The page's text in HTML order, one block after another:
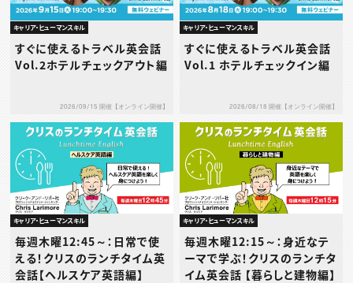
キャリア・ヒューマンスキル
すぐに使えるトラベル英会話
Vol.2ホテルチェックアウト編
2026/09/15 開催【オンライン開催】
キャリア・ヒューマンスキル
すぐに使えるトラベル英会話
Vol.1 ホテルチェックイン編
2026/08/18 開催【オンライン開催】
キャリア・ヒューマンスキル
毎週木曜12:45～：日常で使
える！クリスのランチタイム英
会話【ヘルスケア英語編】
キャリア・ヒューマンスキル
毎週木曜12:15～：身近なテ
ーマで学ぶ！クリスのランチタ
イム英会話 【暮らしと建物編】